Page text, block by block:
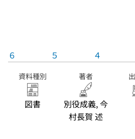
６ ５ ４
資料種別
図書
著者
別役成義, 今
村長賀 述